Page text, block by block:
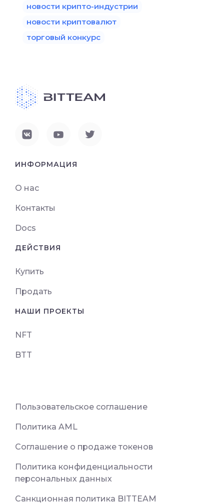
новости крипто-индустрии
новости криптовалют
торговый конкурс
ИНФОРМАЦИЯ
О нас
Контакты
Docs
ДЕЙСТВИЯ
Купить
Продать
НАШИ ПРОЕКТЫ
NFT
BTT
Пользовательское соглашение
Политика AML
Соглашение о продаже токенов
Политика конфиденциальности
персональных данных
Санкционная политика BITTEAM